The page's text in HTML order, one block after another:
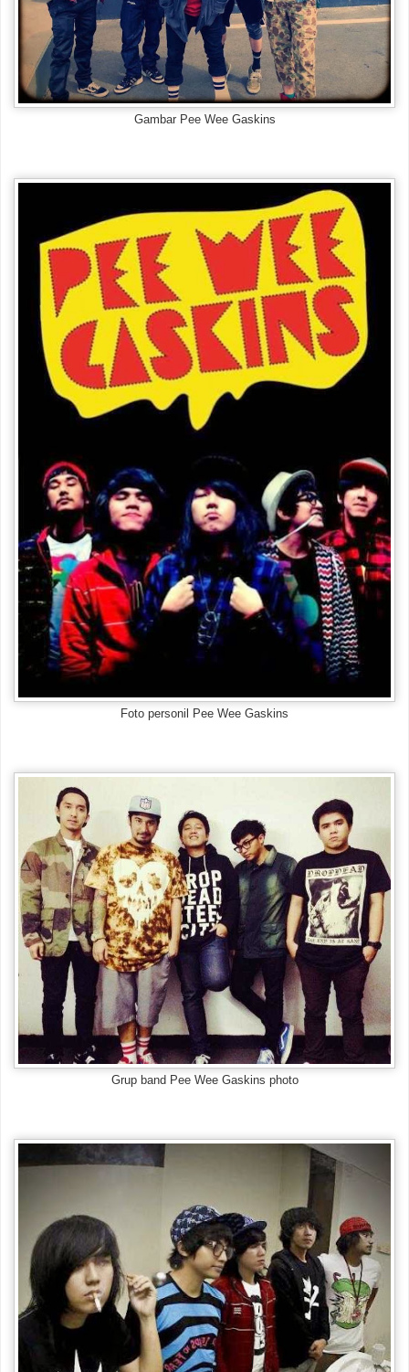
Gambar Pee Wee Gaskins
Foto personil Pee Wee Gaskins
Grup band Pee Wee Gaskins photo